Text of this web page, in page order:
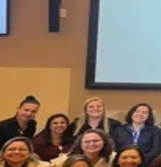
Jandira Cotia
Pirapora
Franco da
Embu das ArtesSão Roque